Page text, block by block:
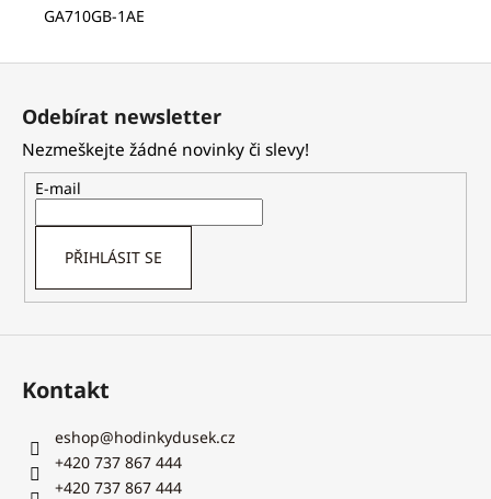
GA710GB-1AE
Z
Odebírat newsletter
Nezmeškejte žádné novinky či slevy!
E-mail
PŘIHLÁSIT SE
Kontakt
eshop@hodinkydusek.cz
+420 737 867 444
+420 737 867 444